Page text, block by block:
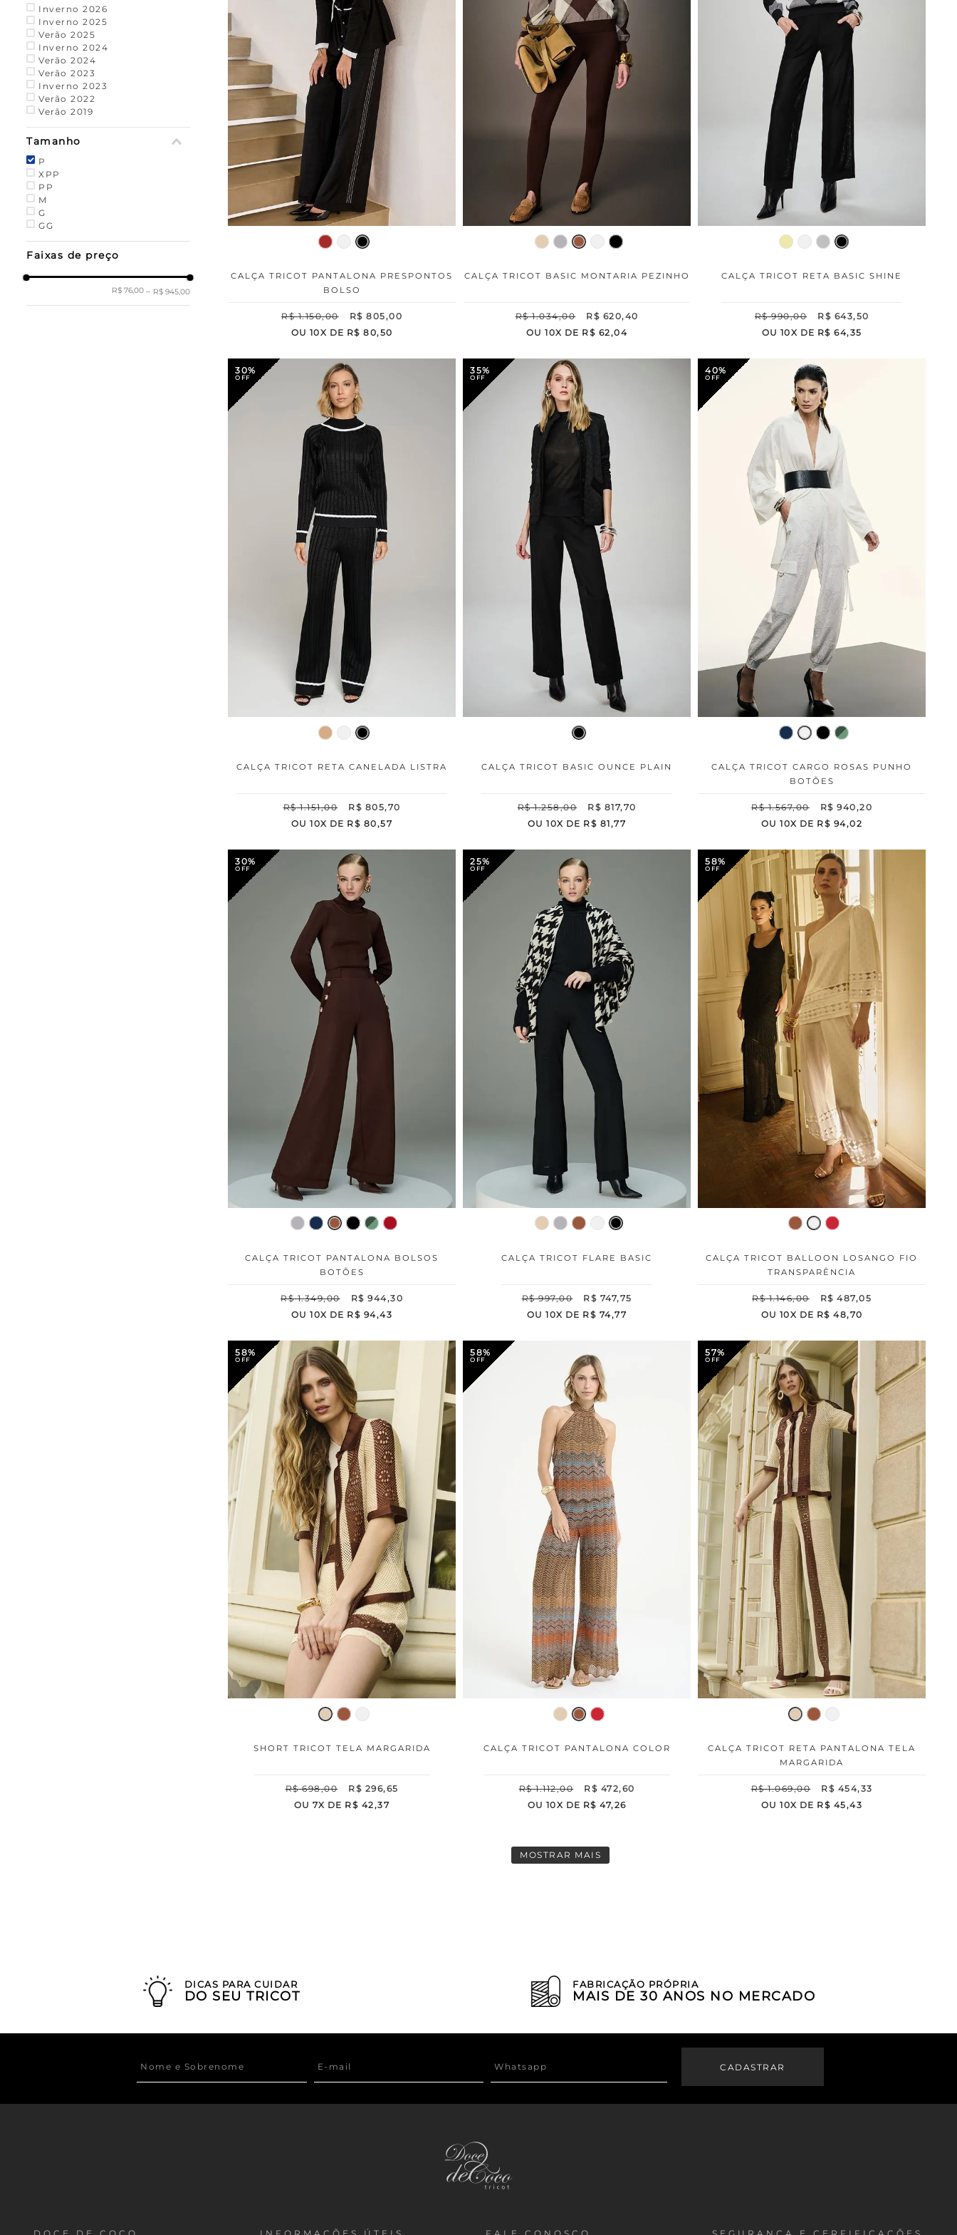
Inverno 2026
Inverno 2025
Verão 2025
Inverno 2024
Verão 2024
Verão 2023
Inverno 2023
Verão 2022
Verão 2019
Tamanho
P
XPP
PP
M
G
GG
Faixas de preço
R$ 76,00 – R$ 945,00
CALÇA TRICOT PANTALONA PRESPONTOS
BOLSO
R$ 1.150,00 R$ 805,00
OU 10X DE R$ 80,50
CALÇA TRICOT BASIC MONTARIA PEZINHO
R$ 1.034,00 R$ 620,40
OU10X DE R$ 62,04
CALÇA TRICOT RETA BASIC SHINE
R$ 990,00 R$ 643,50
OU 10X DE R$ 64,35
30%
CALÇA TRICOT RETA CANELADA LISTRA
R$ 1.151,00 R$ 805,70
OU10X DE R$ 80,57
35%
CALÇA TRICOT BASIC OUNCE PLAIN
R$ 1.258,00 R$ 817,70
OU10X DE R$ 81,77
40%
CALÇA TRICOT CARGO ROSAS PUNHO
BOTÕES
R$ 1.567,00 R$ 940,20
OU10X DE R$ 94,02
30%
CALÇA TRICOT PANTALONA BOLSOS
BOTÕES
R$ 1.349,00 R$ 944,30
OU10X DE R$ 94,43
25%
CALÇA TRICOT FLARE BASIC
R$ 997,00 R$ 747,75
OU10X DE R$ 74,77
58%
CALÇA TRICOT BALLOON LOSANGO FIO
TRANSPARÊNCIA
R$ 1.146,00 R$ 487,05
OU 10X DE R$ 48,70
58%
SHORT TRICOT TELA MARGARIDA
R$ 698,00 R$ 296,65
OU 7X DE R$ 42,37
58%
CALÇA TRICOT PANTALONA COLOR
R$ 1.112,00 R$ 472,60
OU 10X DE R$ 47,26
57%
CALÇA TRICOT RETA PANTALONA TELA
MARGARIDA
R$ 1.069,00 R$ 454,33
OU10X DE R$ 45,43
MOSTRAR MAIS
DICAS PARA CUIDAR
DO SEU TRICOT
FABRICAÇÃO PRÓPRIA
MAIS DE 30 ANOS NO MERCADO